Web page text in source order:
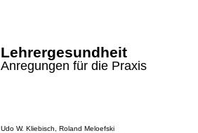
Lehrergesundheit
Anregungen für die Praxis
Udo W. Kliebisch, Roland Meloefski